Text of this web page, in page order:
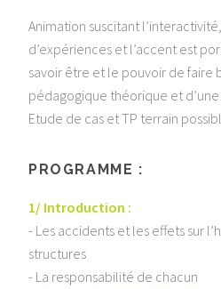
Animation suscitant
d’expériences et l’accent est
savoir être et le pouvoir de faire
pédagogique théorique et
Etude de cas et TP terrain
PROGRAMME :
1/ Introduction :
- Les accidents et les effets sur
structures
- La responsabilité de chacun